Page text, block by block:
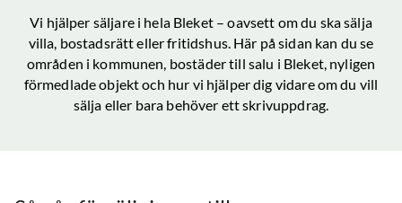
Vi hjälper säljare i hela Bleket– oavsett om du ska sälja
villa, bostadsrätt eller fritidshus. Här på sidan kan du se
områden i kommunen, bostäder till salu i Bleket, nyligen
förmedlade objekt och hur vi hjälper dig vidare om du vill
sälja eller bara behöver ett skrivuppdrag.